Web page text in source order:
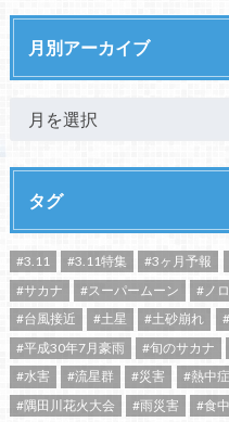
月別アーカイブ
タグ
#3.11 #3.11特集 #3ヶ月予報
#サカナ
#スーパームーン #ノ
#台風接近
#土星 #土砂崩れ
#平成30年7月豪雨
#旬のサカナ
#水害
#流星群 #災害 #熱中症
#隅田川花火大会
#雨災害 #食